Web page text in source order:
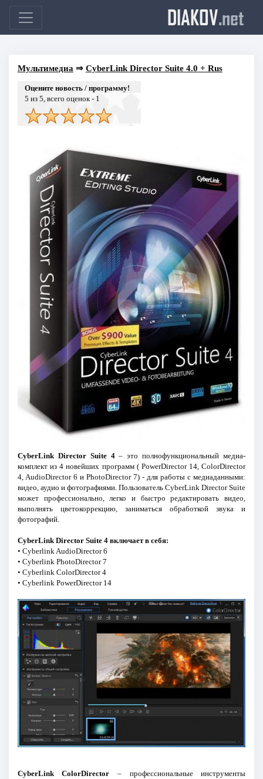
DIAKOV.net
Мультимедиа ⇒ CyberLink Director Suite 4.0 + Rus
Оцените новость / программу!
5 из 5, всего оценок - 1
CyberLink Director Suite 4– это полнофункциональный медиа-
комплект из 4 новейших программ ( PowerDirector 14, ColorDirector
4, AudioDirector 6 и PhotoDirector 7) - для работы с медиаданными:
видео, аудио и фотографиями. Пользователь CyberLink Director Suite
может профессионально, легко и быстро редактировать видео,
выполнять цветокоррекцию, заниматься обработкой звука и
фотографий.
CyberLink Director Suite 4 включает в себя:
• Cyberlink AudioDirector 6
• Cyberlink PhotoDirector 7
• Cyberlink ColorDirector 4
• Cyberlink PowerDirector 14
CyberLink ColorDirector – профессиональные инструменты